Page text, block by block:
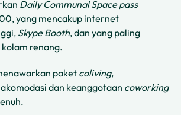
Daily Communal Space pass
yang mencakup internet
Skype Booth, dan yang paling
kolam renang.
paketcoliving,
dan keanggotaan coworking